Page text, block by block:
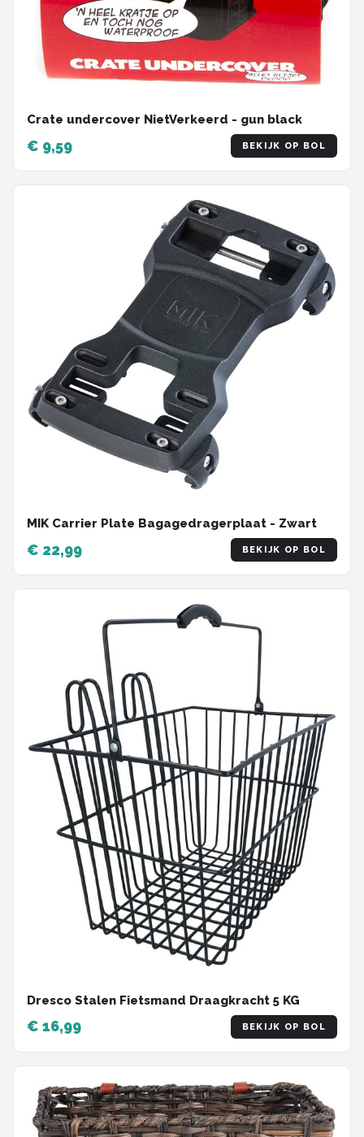
Crate undercover NietVerkeerd - gun black
€ 9,59 BEKIJK OP BOL
MIK Carrier Plate Bagagedragerplaat - Zwart
€ 22,99 BEKIJK OP BOL
Dresco Stalen Fietsmand Draagkracht 5 KG
€ 16,99 BEKIJK OP BOL